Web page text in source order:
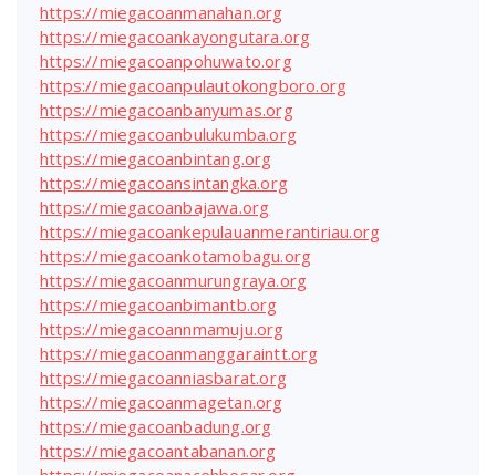
https://miegacoanmanahan.org
https://miegacoankayongutara.org
https://miegacoanpohuwato.org
https://miegacoanpulautokongboro.org
https://miegacoanbanyumas.org
https://miegacoanbulukumba.org
https://miegacoanbintang.org
https://miegacoansintangka.org
https://miegacoanbajawa.org
https://miegacoankepulauanmerantiriau.org
https://miegacoankotamobagu.org
https://miegacoanmurungraya.org
https://miegacoanbimantb.org
https://miegacoannmamuju.org
https://miegacoanmanggaraintt.org
https://miegacoanniasbarat.org
https://miegacoanmagetan.org
https://miegacoanbadung.org
https://miegacoantabanan.org